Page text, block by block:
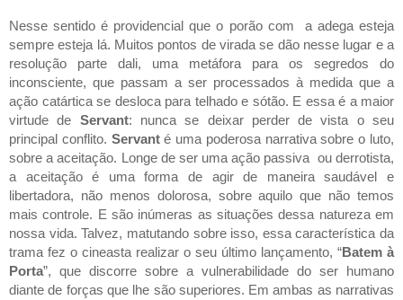
Nesse sentido é providencial que o porão com  a adega esteja
sempre esteja lá. Muitos pontos de virada se dão nesse lugar e a
resolução parte dali, uma metáfora para os segredos do
inconsciente, que passam a ser processados à medida que a
ação catártica se desloca para telhado e sótão. E essa é a maior
virtude de Servant: nunca se deixar perder de vista o seu
principal conflito. Servant é uma poderosa narrativa sobre o luto,
sobre a aceitação. Longe de ser uma ação passiva  ou derrotista,
a aceitação é uma forma de agir de maneira saudável e
libertadora, não menos dolorosa, sobre aquilo que não temos
mais controle. E são inúmeras as situações dessa natureza em
nossa vida. Talvez, matutando sobre isso, essa característica da
trama fez o cineasta realizar o seu último lançamento, “Batem à
Porta”, que discorre sobre a vulnerabilidade do ser humano
diante de forças que lhe são superiores. Em ambas as narrativas